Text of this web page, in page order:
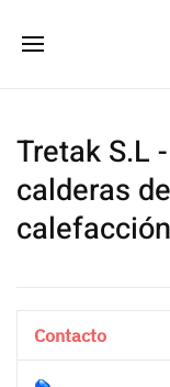
Tretak S.L
calderas
Contacto